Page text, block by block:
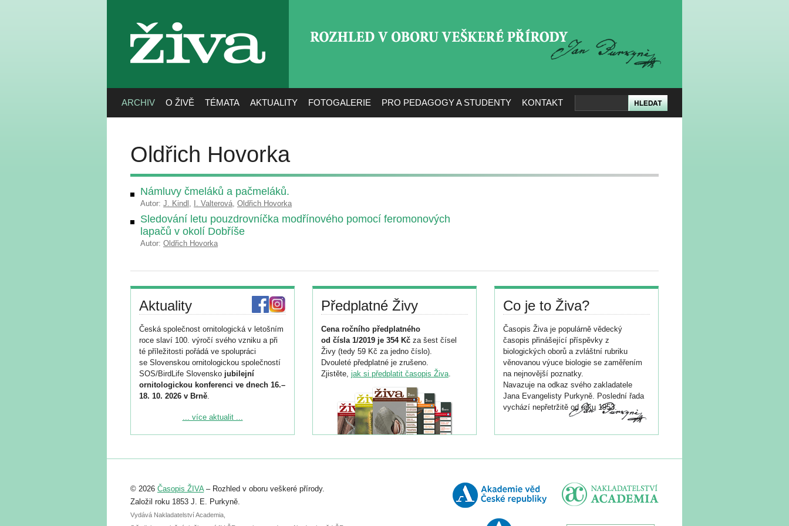
živa
ARCHIV O ŽIVĚ TÉMATA AKTUALITY FOTOGALERIE PRO PEDAGOGY A STUDENTY KONTAKT
Oldřich Hovorka
Námluvy čmeláků a pačmeláků.
Autor: J. Kindl , I. Valterová, Oldřich Hovorka
Sledování letu pouzdrovníčka modřínového pomocí feromonových
lapačů v okolí Dobříše
Autor: Oldřich Hovorka
Aktuality
Česká společnost ornitologická v letošním
roce slaví 100. výročí svého vzniku a při
té příležitosti pořádá ve spolupráci
se Slovenskou ornitologickou společností
SOS/BirdLife Slovensko jubilejní
ornitologickou konferenci ve dnech 16.–
18. 10. 2026 v Brně.
Podrobnější informace ke konferenci
Registrovat se můžete do 6. září.
abstraktu přihlášené přednášky nebo
posteru je už 30. června.
... více aktualit ...
Předplatné Živy
Cena ročního předplatného
od čísla 1/2019 je 354 Kč za šest čísel
Živy (tedy 59 Kč za jedno číslo).
Dvouleté předplatné je zrušeno.
Zjistěte, jak si předplatit časopis Živa.
Co je to Živa?
Časopis Živa je populárně vědecký
časopis přinášející příspěvky z
biologických oborů a zvláštní rubriku
věnovanou výuce biologie se zaměřením
na nejnovější poznatky.
Navazuje na odkaz svého zakladatele
Jana Evangelisty Purkyně. Poslední řada
vychází nepřetržitě od roku 1953.
© 2026 Časopis ŽIVA– Rozhled v oboru veškeré přírody.
Založil roku 1853 J. E. Purkyně.
Vydává Nakladatelství Academia,